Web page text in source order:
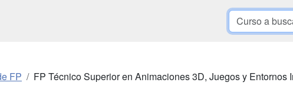
FP FP Técnico Superior en Animaciones 3D, Juegos y Entornos